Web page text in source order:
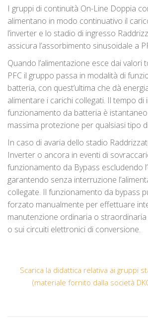
I gruppi di continuità On-Line Doppia
alimentano in modo continuativo il
l’inverter e lo stadio di ingresso
assicura l’assorbimento sinusoidale a
Quando l’alimentazione esce dai valori
PFC il gruppo passa in modalità di
batteria, con quest’ultima che dà
alimentare i carichi collegati. Il tempo di
funzionamento da batteria è
massima protezione per qualsiasi tipo
In caso di avaria dello stadio
Inverter o ancora in eventi di
funzionamento da Bypass escludendo
garantendo senza interruzione
collegate. Il funzionamento da bypass
forzato manualmente per effettuare
manutenzione ordinaria o
o sui circuiti elettronici di conversione.
Scarica la didattica relativa ai gruppi
(materiale fornito dalla società